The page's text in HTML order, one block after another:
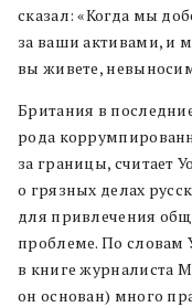
сказал: «Когда мы
за ваши активами, и
вы живете,
Британия в
рода
за границы, считает
о грязных делах
для привлечения
проблеме. По словам
в книге журналиста
он основан) много